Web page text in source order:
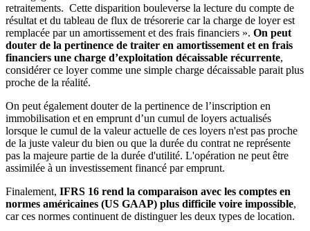
retraitements. Cette disparition bouleverse la lecture du compte de
résultat et du tableau de flux de trésorerie car la charge de loyer est
remplacée par un amortissement et des frais financiers ». On peut
douter de la pertinence de traiter en amortissement et en frais
financiers une charge d’exploitation décaissable récurrente,
considérer ce loyer comme une simple charge décaissable parait plus
proche de la réalité.
On peut également douter de la pertinence de l’inscription en
immobilisation et en emprunt d’un cumul de loyers actualisés
lorsque le cumul de la valeur actuelle de ces loyers n'est pas proche
de la juste valeur du bien ou que la durée du contrat ne représente
pas la majeure partie de la durée d'utilité. L'opération ne peut être
assimilée à un investissement financé par emprunt.
Finalement, IFRS 16 rend la comparaison avec les comptes en
normes américaines (US GAAP) plus difficile voire impossible,
car ces normes continuent de distinguer les deux types de location.